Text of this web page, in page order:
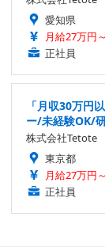
愛知県
月給27万円
正社員
「月収30万円
ー/未経験OK/
株式会社Tetote
東京都
月給27万円
正社員